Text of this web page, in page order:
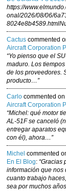
https://
onal/2026/08/06/
Cactus commented
Aircraft Corporation
“Yo pienso que el
maduro. Los
de los proveedores.
producto…”
Carlo commented on
Aircraft Corporation
“Michel: qué motor
AL-51F se canceló
entregar aparatos
con él), ahora…”
Michel commented
En El Blog: “Gracias
información que nos
cuanto trabajo
sea por muchos